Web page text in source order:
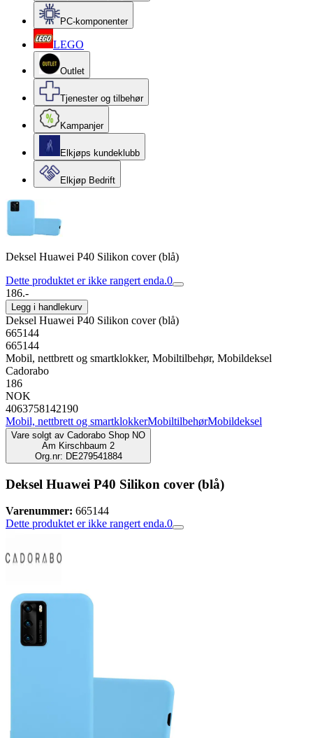
PC-komponenter
LEGO
Outlet
Tjenester og tilbehør
Kampanjer
Elkjøps kundeklubb
Elkjøp Bedrift
Deksel Huawei P40 Silikon cover (blå)
Dette produktet er ikke rangert enda.0
186.-
Legg i handlekurv
Deksel Huawei P40 Silikon cover (blå)
665144
665144
Mobil, nettbrett og smartklokker, Mobiltilbehør, Mobildeksel
Cadorabo
186
NOK
4063758142190
Mobil, nettbrett og smartklokkerMobiltilbehørMobildeksel
Vare solgt av Cadorabo Shop NO
Am Kirschbaum 2
Org.nr: DE279541884
Deksel Huawei P40 Silikon cover (blå)
Varenummer: 665144
Dette produktet er ikke rangert enda.0